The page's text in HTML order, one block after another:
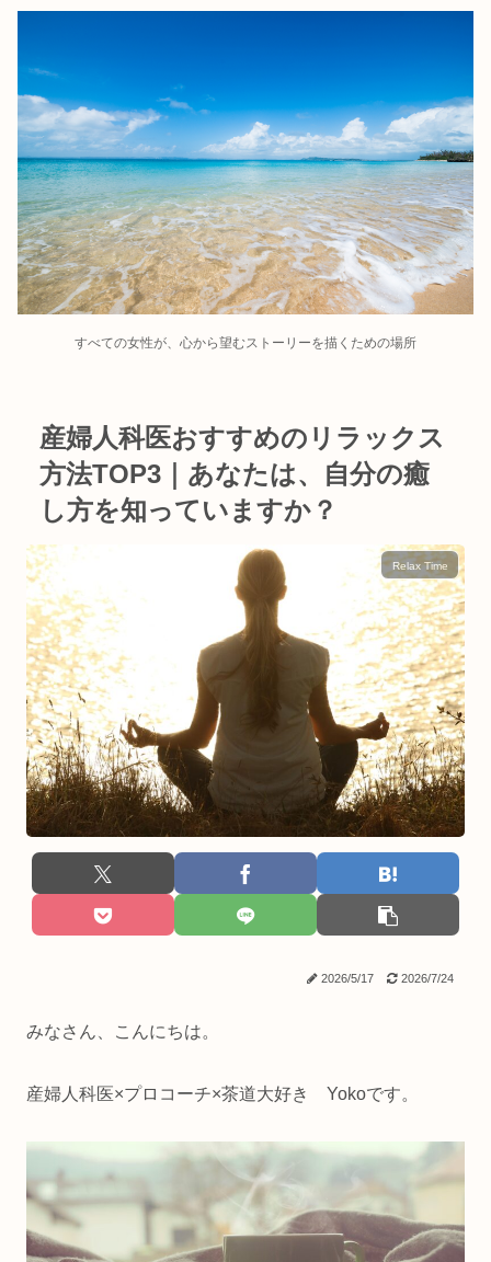
すべての女性が、心から望むストーリーを描くための場所
産婦人科医おすすめのリラックス
方法TOP3｜あなたは、自分の癒
し方を知っていますか？
Relax Time
2026/5/17 2026/7/24
みなさん、こんにちは。
産婦人科医×プロコーチ×茶道大好き Yokoです。